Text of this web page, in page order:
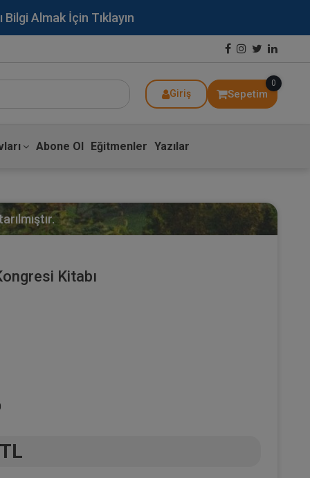
Almak İçin Tıklayın
Giriş Sepetim
0
Abone Ol Eğitmenler Yazılar
Kitabı